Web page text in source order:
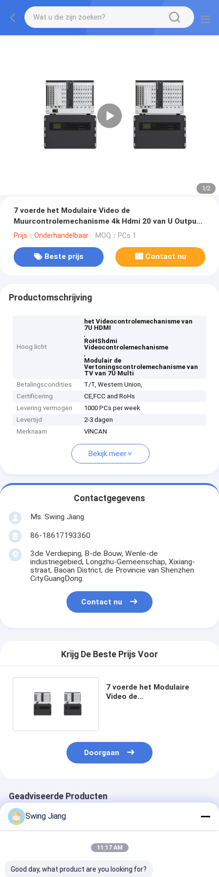
1/2
7 voerde het Modulaire Video de
Muurcontrolemechanisme 4k Hdmi 20 van U Output
40 in
Prijs：Onderhandelbaar MOQ：PCs 1
Beste prijs Contact nu
Productomschrijving
Hoog licht
het Videocontrolemechanisme van
7U HDMI
,
RoHShdmi
Videocontrolemechanisme
,
Modulair de
Vertoningscontrolemechanisme van
TV van 7U Multi
Betalingscondities
T/T, Western Union,
Certificering
CE,FCC and RoHs
Levering vermogen
1000 PCs per week
Levertijd
2-3 dagen
Merknaam
VINCAN
Bekijk meer
Contactgegevens
Ms. Swing Jiang
86-18617193360
3de Verdieping, B-de Bouw, Wenle-de
industriegebied, Longzhu-Gemeenschap, Xixiang-
straat, Baoan District, de Provincie van Shenzhen
City.GuangDong.
Contact nu
Krijg De Beste Prijs Voor
7 voerde het Modulaire
Video de
Doorgaan
Geadviseerde Producten
Swing Jiang
11:17 AM
Good day, what product are you looking for?